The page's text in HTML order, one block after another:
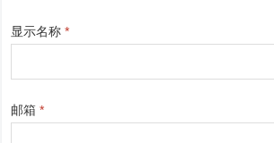
显示名称*
邮箱*